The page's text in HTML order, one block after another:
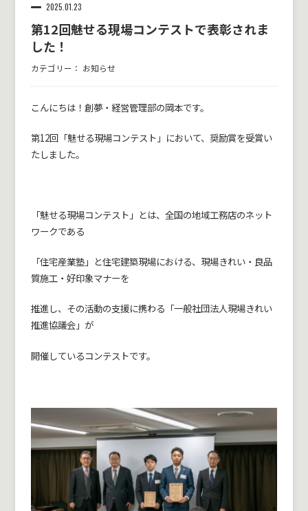
2025.01.23
第12回魅せる現場コンテストで表彰されま
した！
カテゴリー： お知らせ
こんにちは！創夢・経営管理部の岡本です。
第12回「魅せる現場コンテスト」において、奨励賞を受賞い
たしました。
「魅せる現場コンテスト」とは、全国の地域工務店のネット
ワークである
「住宅産業塾」と住宅建築現場における、現場きれい・良品
質施工・好印象マナーを
推進し、その活動の支援に携わる「一般社団法人現場きれい
推進協議会」が
開催しているコンテストです。